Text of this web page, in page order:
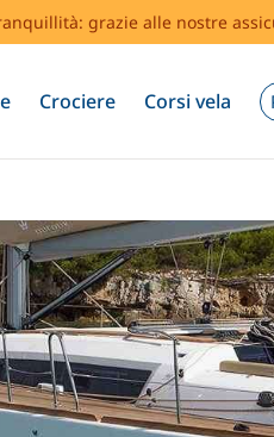
grazie alle nostre
Crociere Corsi vela